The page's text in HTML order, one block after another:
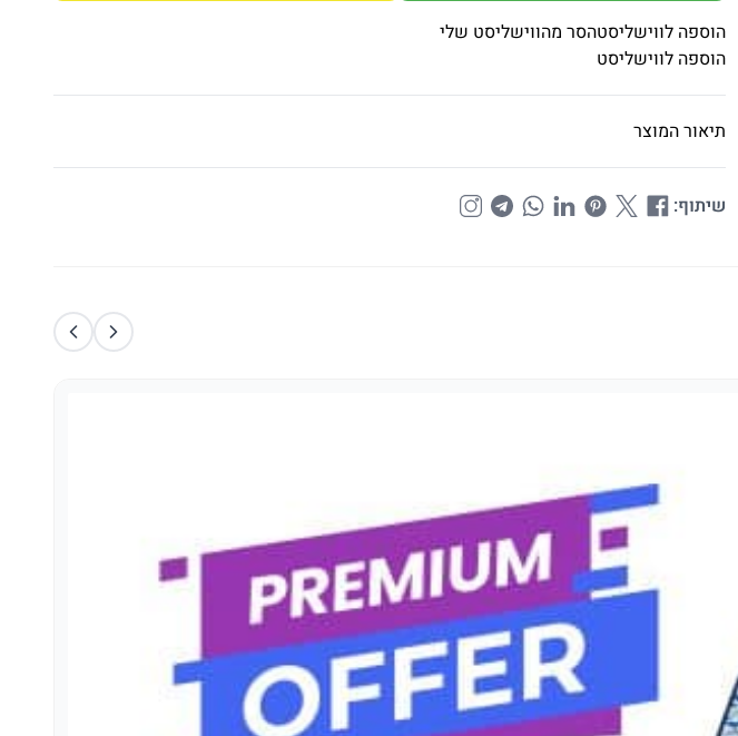
הוספה לווישליסטהסר מהווישליסט שלי
הוספה לווישליסט
תיאור המוצר
שיתוף: